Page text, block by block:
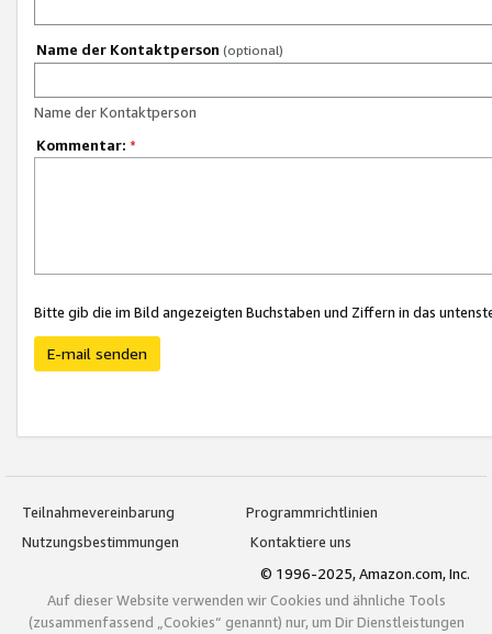
Name der Kontaktperson (optional)
Name der Kontaktperson
Kommentar: *
Bitte gib die im Bild angezeigten Buchstaben und Ziffern in das
E-mail senden
Teilnahmevereinbarung
Programmrichtlinien
Nutzungsbestimmungen
Kontaktiere uns
© 1996-2025, Amazon.com, Inc.
Auf dieser Website verwenden wir Cookies und ähnliche Tools
(zusammenfassend „Cookies“ genannt) nur, um Dir Dienstleistungen